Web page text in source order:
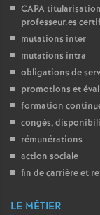
CAPA
professeur.es
mutations inter
mutations intra
obligations de
promotions et
formation
congés,
rémunérations
action sociale
fin de carrière et
LE MÉTIER